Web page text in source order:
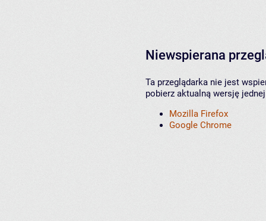
Niewspierana
Ta przeglądarka nie jest
pobierz aktualną wersję
Mozilla Firefox
Google Chrome